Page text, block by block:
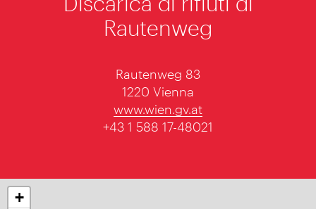
Discarica di rifiuti di
Rautenweg
Rautenweg 83
1220 Vienna
www.wien.gv.at
+43 1 588 17-48021
+